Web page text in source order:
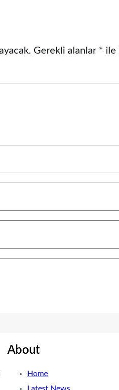
Gerekli alanlar * ile
About
Home